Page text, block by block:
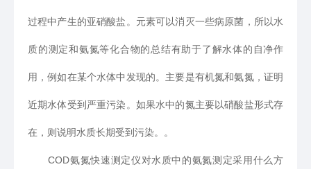
过程中产生的亚硝酸盐。元素可以消灭一些病原菌，所以水
质的测定和氨氮等化合物的总结有助于了解水体的自净作
用，例如在某个水体中发现的。主要是有机氮和氨氮，证明
近期水体受到严重污染。如果水中的氮主要以硝酸盐形式存
在，则说明水质长期受到污染。。
COD氨氮快速测定仪对水质中的氨氮测定采用什么方